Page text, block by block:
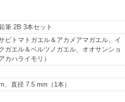
筆 2B 3本セット
ビトマトガエル＆アカメアマガエル、イ
ガエル＆ベルツノガエル、オオサンショ
カハライモリ）
、直径 7.5 mm（1本）